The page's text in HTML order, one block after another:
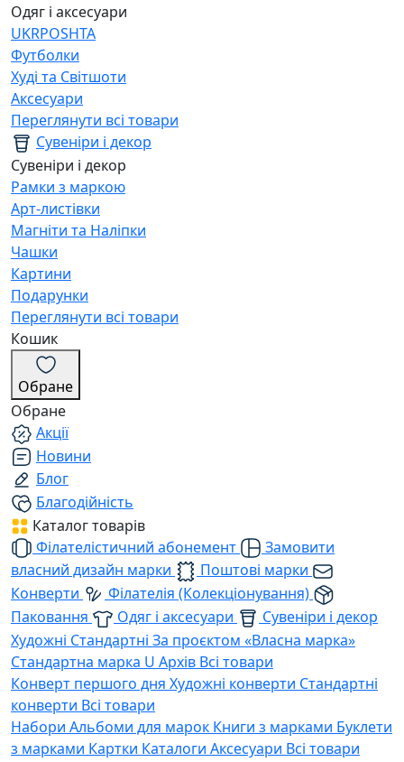
Одяг і аксесуари
UKRPOSHTA
Футболки
Худі та Світшоти
Аксесуари
Переглянути всі товари
Сувеніри і декор
Сувеніри і декор
Рамки з маркою
Арт-листівки
Магніти та Наліпки
Чашки
Картини
Подарунки
Переглянути всі товари
Кошик
Обране
Обране
Акції
Новини
Блог
Благодійність
Каталог товарів
Філателістичний абонемент
Замовити
власний дизайн марки
Поштові марки
Конверти
Філателія (Колекціонування)
Паковання
Одяг і аксесуари
Сувеніри і декор
Художні Стандартні За проєктом «Власна марка»
Стандартна марка U Архів Всі товари
Конверт першого дня Художні конверти Стандартні
конверти Всі товари
Набори Альбоми для марок Книги з марками Буклети
з марками Картки Каталоги Аксесуари Всі товари